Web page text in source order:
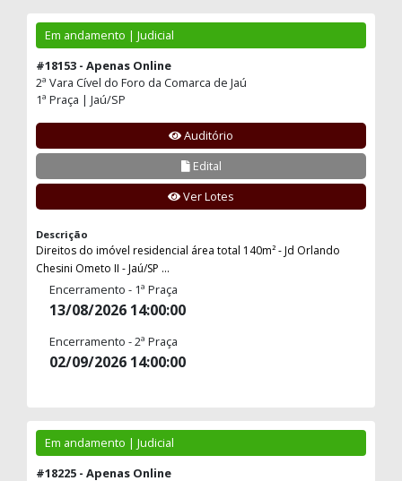
Em andamento | Judicial
#18153 - Apenas Online
2ª Vara Cível do Foro da Comarca de Jaú
1ª Praça | Jaú/SP
Auditório
Edital
Ver Lotes
Descrição
Direitos do imóvel residencial área total 140m² - Jd Orlando
Chesini Ometo II - Jaú/SP ...
Encerramento - 1ª Praça
13/08/2026 14:00:00
Encerramento - 2ª Praça
02/09/2026 14:00:00
Em andamento | Judicial
#18225 - Apenas Online